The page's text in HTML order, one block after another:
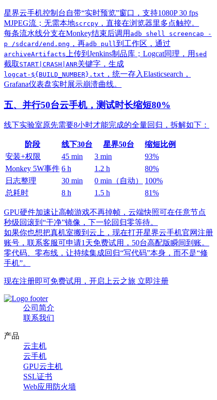
星界云手机控制台自带“实时预览”窗口，支持1080P 30 fps
MJPEG流；无需本地scrcpy ，直接在浏览器里多点触控。
每条流水线分支在Monkey结束后调用 adb shell screencap -
p /sdcard/end.png ，再adb pull到工作区，通过
archiveArtifacts 上传到Jenkins制品库；Logcat同理，用 sed
截取 START|CRASH|ANR关键字，生成
logcat-${BUILD_NUMBER}.txt ，统一存入Elasticsearch，
Grafana仪表盘实时展示崩溃曲线。
五、并行50台云手机，测试时长缩短80%
线下实验室原先需要8小时才能完成的全量回归，拆解如下：
阶段 线下30台 星界50台
缩短比例
安装+权限
45 min 3 min
93%
Monkey 5W事件 6 h 1.2 h
80%
日志整理
30 min 0 min（自动）
100%
总耗时
8 h 1.5 h 81%
GPU硬件加速让高帧游戏不再掉帧，云端快照可在任意节点
秒级回滚到“干净”镜像，下一轮回归零等待。
如果你也想把真机室搬到云上，现在打开星界云手机官网注册
账号，联系客服可申请1天免费试用，50台高配版瞬间到账。
零代码、零布线，让持续集成回归“写代码”本身，而不是“修
手机”。
现在注册即可免费试用，开启上云之旅 立即注册
公司简介
联系我们
产品
云主机
云手机
GPU云主机
SSL证书
Web应用防火墙